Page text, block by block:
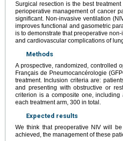
Surgical resection is the best
perioperative management of cancer
significant. Non-invasive ventilation
improves functional and gasometric
is to demonstrate that preoperative
and cardiovascular complications of
Methods
A prospective, randomized, controlled
Français de Pneumocancérologie
treatment. Inclusion criteria are:
and presenting with obstructive or
criterion is a composite one,
each treatment arm, 300 in total.
Expected results
We think that preoperative NIV will
achieved, the management of these